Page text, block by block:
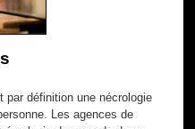
par définition une nécrologie
Les agences de